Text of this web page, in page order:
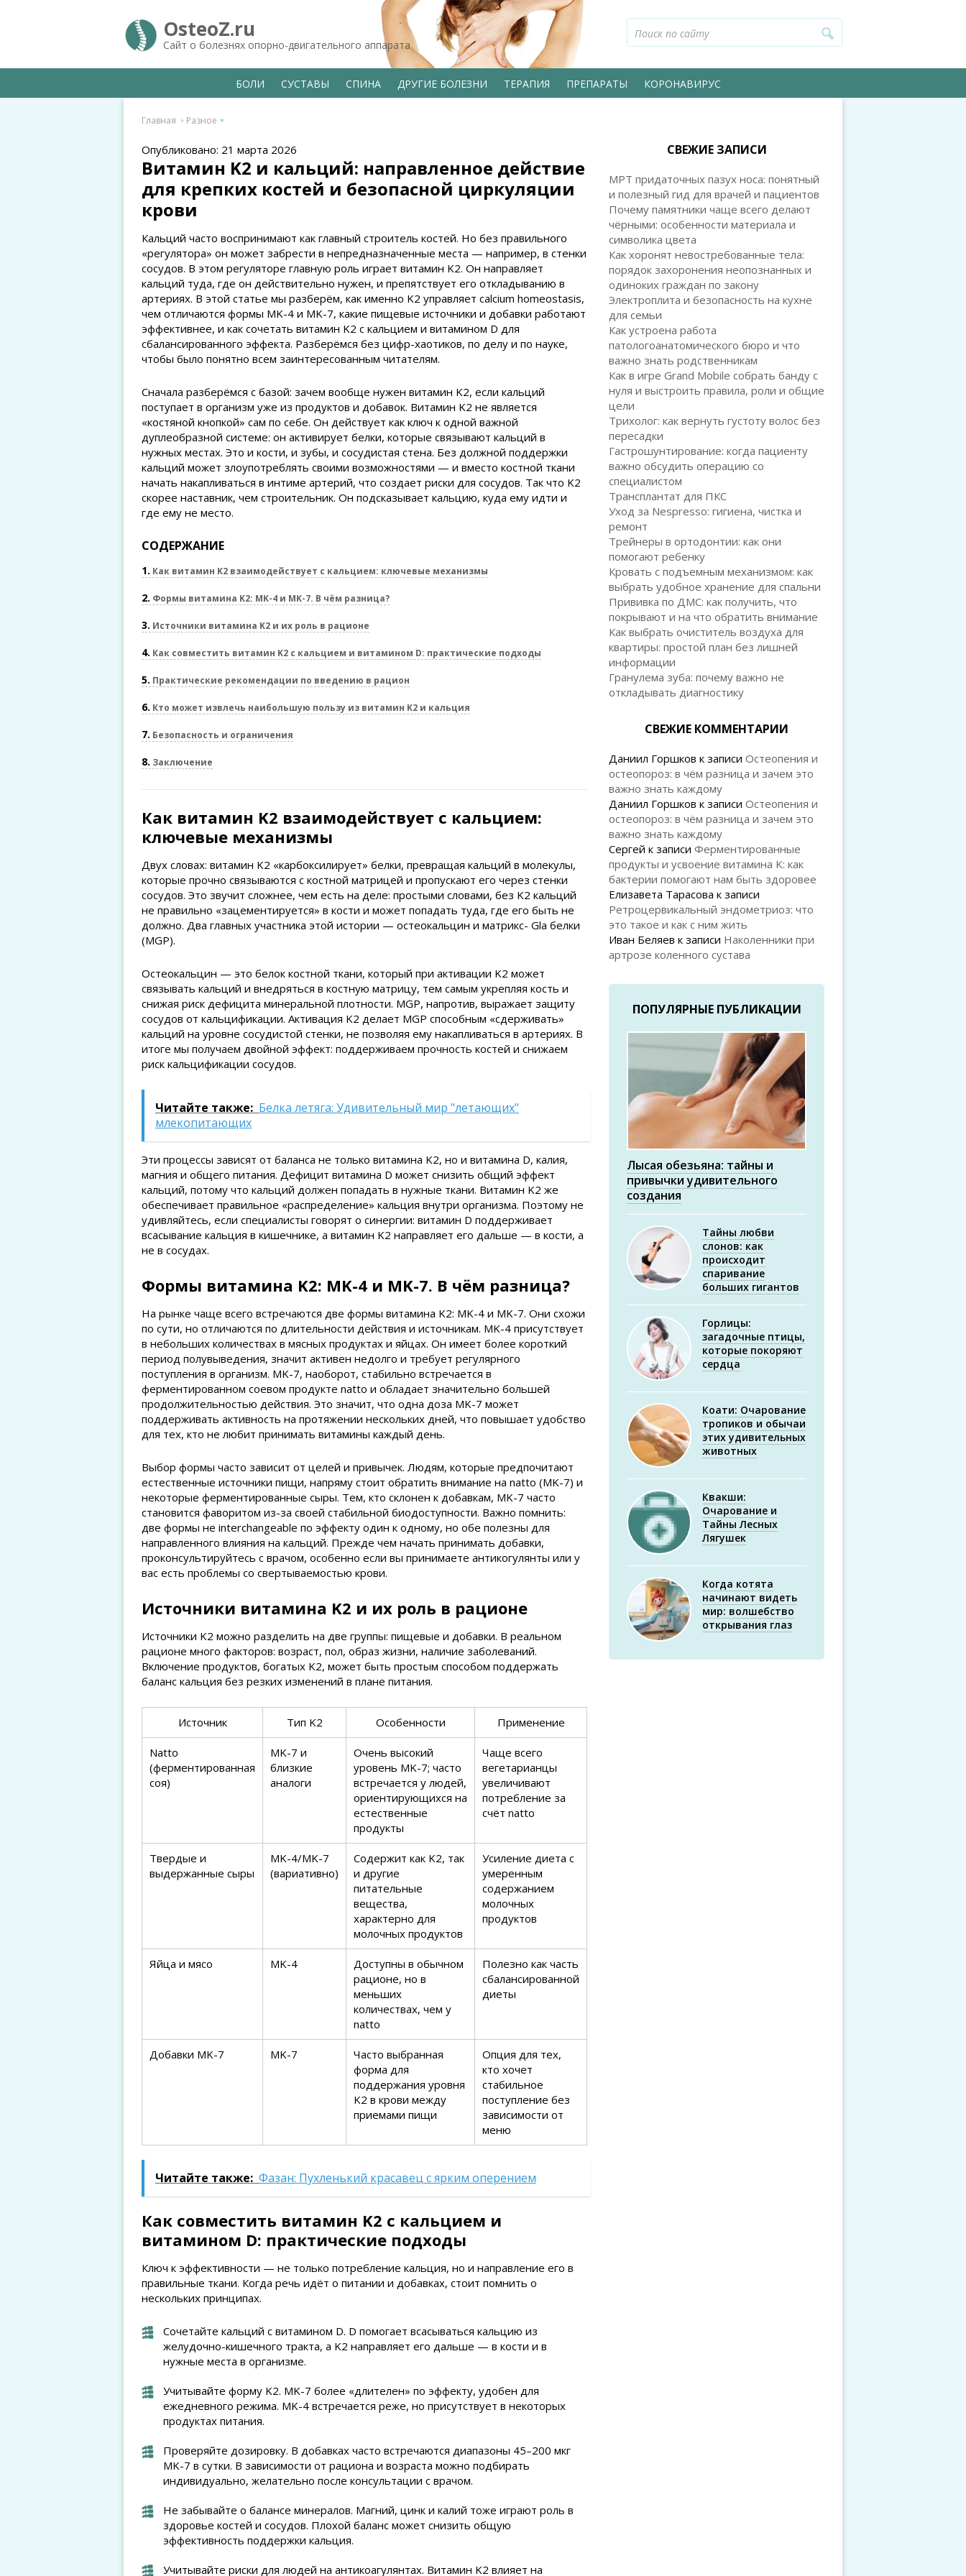
OsteoZ.ru
Сайт о болезнях опорно-двигательного аппарата
БОЛИ СУСТАВЫ СПИНА ДРУГИЕ БОЛЕЗНИ ТЕРАПИЯ ПРЕПАРАТЫ КОРОНАВИРУС
Главная Разное
Опубликовано: 21 марта 2026
Витамин K2 и кальций: направленное действие
для крепких костей и безопасной циркуляции
крови
Кальций часто воспринимают как главный строитель костей. Но без правильного
«регулятора» он может забрести в непредназначенные места — например, в стенки
сосудов. В этом регуляторе главную роль играет витамин K2. Он направляет
кальций туда, где он действительно нужен, и препятствует его откладыванию в
артериях. В этой статье мы разберём, как именно K2 управляет calcium homeostasis,
чем отличаются формы MK-4 и MK-7, какие пищевые источники и добавки работают
эффективнее, и как сочетать витамин K2 с кальцием и витамином D для
сбалансированного эффекта. Разберёмся без цифр-хаотиков, по делу и по науке,
чтобы было понятно всем заинтересованным читателям.
Сначала разберёмся с базой: зачем вообще нужен витамин K2, если кальций
поступает в организм уже из продуктов и добавок. Витамин K2 не является
«костяной кнопкой» сам по себе. Он действует как ключ к одной важной
дуплеобразной системе: он активирует белки, которые связывают кальций в
нужных местах. Это и кости, и зубы, и сосудистая стена. Без должной поддержки
кальций может злоупотреблять своими возможностями — и вместо костной ткани
начать накапливаться в интиме артерий, что создает риски для сосудов. Так что K2
скорее наставник, чем строительник. Он подсказывает кальцию, куда ему идти и
где ему не место.
СОДЕРЖАНИЕ
1 Как витамин K2 взаимодействует с кальцием: ключевые механизмы
2 Формы витамина K2: MK-4 и MK-7. В чём разница?
3 Источники витамина K2 и их роль в рационе
4 Как совместить витамин K2 с кальцием и витамином D: практические подходы
5 Практические рекомендации по введению в рацион
6 Кто может извлечь наибольшую пользу из витамин K2 и кальция
7 Безопасность и ограничения
8 Заключение
Как витамин K2 взаимодействует с кальцием:
ключевые механизмы
Двух словах: витамин K2 «карбоксилирует» белки, превращая кальций в молекулы,
которые прочно связываются с костной матрицей и пропускают его через стенки
сосудов. Это звучит сложнее, чем есть на деле: простыми словами, без K2 кальций
не правильно «зацементируется» в кости и может попадать туда, где его быть не
должно. Два главных участника этой истории — остеокальцин и матрикс- Gla белки
(MGP).
Остеокальцин — это белок костной ткани, который при активации K2 может
связывать кальций и внедряться в костную матрицу, тем самым укрепляя кость и
снижая риск дефицита минеральной плотности. MGP, напротив, выражает защиту
сосудов от кальцификации. Активация K2 делает MGP способным «сдерживать»
кальций на уровне сосудистой стенки, не позволяя ему накапливаться в артериях. В
итоге мы получаем двойной эффект: поддерживаем прочность костей и снижаем
риск кальцификации сосудов.
Читайте также: Белка летяга: Удивительный мир "летающих"
млекопитающих
Эти процессы зависят от баланса не только витамина K2, но и витамина D, калия,
магния и общего питания. Дефицит витамина D может снизить общий эффект
кальций, потому что кальций должен попадать в нужные ткани. Витамин K2 же
обеспечивает правильное «распределение» кальция внутри организма. Поэтому не
удивляйтесь, если специалисты говорят о синергии: витамин D поддерживает
всасывание кальция в кишечнике, а витамин K2 направляет его дальше — в кости, а
не в сосудах.
Формы витамина K2: MK-4 и MK-7. В чём разница?
На рынке чаще всего встречаются две формы витамина K2: MK-4 и MK-7. Они схожи
по сути, но отличаются по длительности действия и источникам. MK-4 присутствует
в небольших количествах в мясных продуктах и яйцах. Он имеет более короткий
период полувыведения, значит активен недолго и требует регулярного
поступления в организм. MK-7, наоборот, стабильно встречается в
ферментированном соевом продукте natto и обладает значительно большей
продолжительностью действия. Это значит, что одна доза MK-7 может
поддерживать активность на протяжении нескольких дней, что повышает удобство
для тех, кто не любит принимать витамины каждый день.
Выбор формы часто зависит от целей и привычек. Людям, которые предпочитают
естественные источники пищи, напряму стоит обратить внимание на natto (MK-7) и
некоторые ферментированные сыры. Тем, кто склонен к добавкам, MK-7 часто
становится фаворитом из-за своей стабильной биодоступности. Важно помнить:
две формы не interchangeable по эффекту один к одному, но обе полезны для
направленного влияния на кальций. Прежде чем начать принимать добавки,
проконсультируйтесь с врачом, особенно если вы принимаете антикогулянты или у
вас есть проблемы со свертываемостью крови.
Источники витамина K2 и их роль в рационе
Источники K2 можно разделить на две группы: пищевые и добавки. В реальном
рационе много факторов: возраст, пол, образ жизни, наличие заболеваний.
Включение продуктов, богатых K2, может быть простым способом поддержать
баланс кальция без резких изменений в плане питания.
Источник Тип K2 Особенности Применение
Natto
(ферментированная
соя)
MK-7 и
близкие
аналоги
Очень высокий
уровень MK-7; часто
встречается у людей,
ориентирующихся на
естественные
продукты
Чаще всего
вегетарианцы
увеличивают
потребление за
счёт natto
Твердые и
выдержанные сыры
MK-4/MK-7
(вариативно)
Содержит как K2, так
и другие
питательные
вещества,
характерно для
молочных продуктов
Усиление диета с
умеренным
содержанием
молочных
продуктов
Яйца и мясо MK-4
Доступны в обычном
рационе, но в
меньших
количествах, чем у
natto
Полезно как часть
сбалансированной
диеты
Добавки MK-7 MK-7
Часто выбранная
форма для
поддержания уровня
K2 в крови между
приемами пищи
Опция для тех,
кто хочет
стабильное
поступление без
зависимости от
меню
Читайте также: Фазан: Пухленький красавец с ярким оперением
Как совместить витамин K2 с кальцием и
витамином D: практические подходы
Ключ к эффективности — не только потребление кальция, но и направление его в
правильные ткани. Когда речь идёт о питании и добавках, стоит помнить о
нескольких принципах.
Сочетайте кальций с витамином D. D помогает всасываться кальцию из
желудочно-кишечного тракта, а K2 направляет его дальше — в кости и в
нужные места в организме.
Учитывайте форму K2. MK-7 более «длителен» по эффекту, удобен для
ежедневного режима. MK-4 встречается реже, но присутствует в некоторых
продуктах питания.
Проверяйте дозировку. В добавках часто встречаются диапазоны 45–200 мкг
MK-7 в сутки. В зависимости от рациона и возраста можно подбирать
индивидуально, желательно после консультации с врачом.
Не забывайте о балансе минералов. Магний, цинк и калий тоже играют роль в
здоровье костей и сосудов. Плохой баланс может снизить общую
эффективность поддержки кальция.
Учитывайте риски для людей на антикоагулянтах. Витамин K2 влияет на
СВЕЖИЕ ЗАПИСИ
МРТ придаточных пазух носа: понятный
и полезный гид для врачей и пациентов
Почему памятники чаще всего делают
чёрными: особенности материала и
символика цвета
Как хоронят невостребованные тела:
порядок захоронения неопознанных и
одиноких граждан по закону
Электроплита и безопасность на кухне
для семьи
Как устроена работа
патологоанатомического бюро и что
важно знать родственникам
Как в игре Grand Mobile собрать банду с
нуля и выстроить правила, роли и общие
цели
Трихолог: как вернуть густоту волос без
пересадки
Гастрошунтирование: когда пациенту
важно обсудить операцию со
специалистом
Трансплантат для ПКС
Уход за Nespresso: гигиена, чистка и
ремонт
Трейнеры в ортодонтии: как они
помогают ребенку
Кровать с подъемным механизмом: как
выбрать удобное хранение для спальни
Прививка по ДМС: как получить, что
покрывают и на что обратить внимание
Как выбрать очиститель воздуха для
квартиры: простой план без лишней
информации
Гранулема зуба: почему важно не
откладывать диагностику
СВЕЖИЕ КОММЕНТАРИИ
Даниил Горшков к записи Остеопения и
остеопороз: в чём разница и зачем это
важно знать каждому
Даниил Горшков к записи Остеопения и
остеопороз: в чём разница и зачем это
важно знать каждому
Сергей к записи Ферментированные
продукты и усвоение витамина K: как
бактерии помогают нам быть здоровее
Елизавета Тарасова к записи
Ретроцервикальный эндометриоз: что
это такое и как с ним жить
Иван Беляев к записи Наколенники при
артрозе коленного сустава
ПОПУЛЯРНЫЕ ПУБЛИКАЦИИ
Лысая обезьяна: тайны и
привычки удивительного
создания
Тайны любви
слонов: как
происходит
спаривание
больших гигантов
Горлицы:
загадочные птицы,
которые покоряют
сердца
Коати: Очарование
тропиков и обычаи
этих удивительных
животных
Квакши:
Очарование и
Тайны Лесных
Лягушек
Когда котята
начинают видеть
мир: волшебство
открывания глаз